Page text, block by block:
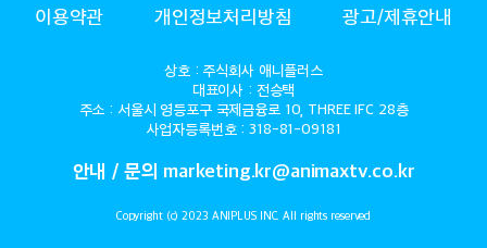
ANIMAX이용약관 개인정보처리방침 광고/제휴안내
상호 : 주식회사 애니플러스
대표이사 : 전승택
주소 : 서울시 영등포구 국제금융로 10, THREE IFC 28층
사업자등록번호 : 318-81-09181
안내 / 문의 marketing.kr@animaxtv.co.kr
Copyright (c) 2023 ANIPLUS INC. All rights reserved